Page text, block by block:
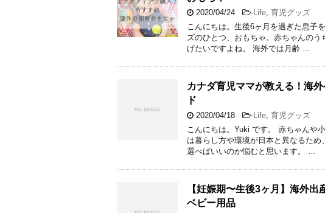
2020/04/24 -Life, 育児グッズ
こんにちは。生後6ヶ月を過ぎた息子
ズのひとつ、おもちゃ。赤ちゃんの
げたいですよね。 海外では月齢 …
カナダ育児ママが教える！海
ド
2020/04/18 -Life, 育児グッズ
こんにちは。Yuki です。 赤ちゃんや
は暮らし方や環境が日本と異なるた
選べばいいのか悩むと思います。 …
【妊娠期〜生後3ヶ月】海外
ベビー用品